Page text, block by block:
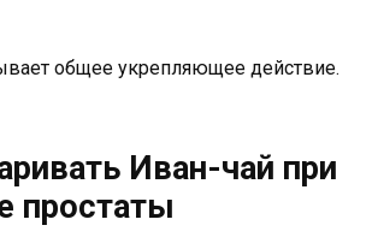
общее укрепляющее действие.
Иван-чай при
простаты